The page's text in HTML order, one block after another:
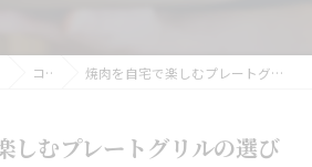
コラム 焼肉を自宅で楽しむプレートグリルの選び方と快適な煙・ニオイ対策
しむプレートグリルの選び